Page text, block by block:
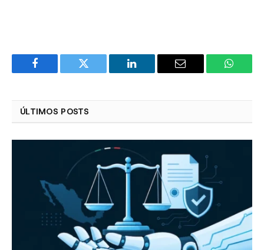
Facebook Twitter LinkedIn Email
ÚLTIMOS POSTS